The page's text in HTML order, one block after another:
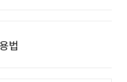
법